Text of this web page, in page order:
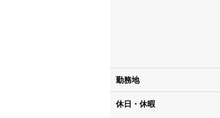
勤務地
休日・休暇